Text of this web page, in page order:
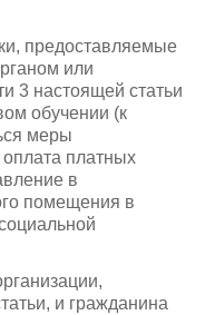
предоставляемые
или
3 настоящей статьи
обучении (к
меры
платных
в
помещения в
и гражданина